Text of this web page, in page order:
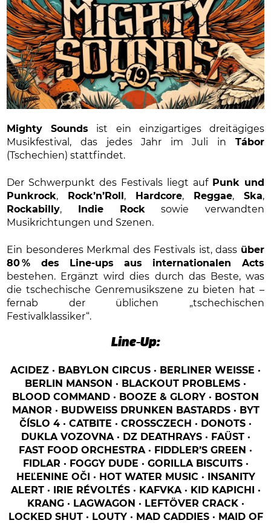
Mighty Sounds ist ein einzigartiges dreitägiges
Musikfestival, das jedes Jahr im Juli in Tábor
(Tschechien) stattfindet.
Der Schwerpunkt des Festivals liegt auf
Punk und
Punkrock, Rock’n’Roll , Hardcore, Reggae, Ska,
Rockabilly, Indie Rock sowie verwandten
Musikrichtungen und Szenen.
Ein besonderes Merkmal des Festivals ist, dass über
80 % des Line-ups aus internationalen Acts
bestehen. Ergänzt wird dies durch das Beste, was
die tschechische Genremusikszene zu bieten hat –
fernab der üblichen „tschechischen
Festivalklassiker“.
Line-Up:
ACIDEZ · BABYLON CIRCUS · BERLINER WEISSE ·
BERLIN MANSON · BLACKOUT PROBLEMS ·
BLOOD COMMAND · BOOZE & GLORY · BOSTON
MANOR · BUDWEISS DRUNKEN BASTARDS · BYT
ČÍSLO 4 · CATBITE · CROSSCZECH · DONOTS ·
DUKLA VOZOVNA · DZ DEATHRAYS · FAÜST ·
FAST FOOD ORCHESTRA · FIDDLER’S GREEN ·
FIDLAR · FOGGY DUDE · GORILLA BISCUITS ·
HEĽENINE OČI · HOT WATER MUSIC · INSANITY
ALERT · IRIE RÉVOLTÉS · KAFVKA · KID KAPICHI ·
KRANG · LAGWAGON · LEFTÖVER CRACK ·
LOCKED SHUT · LOUTY · MAD CADDIES · MAID OF